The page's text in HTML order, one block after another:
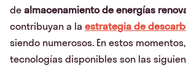
de almacenamiento de energías
contribuyan a la estrategia de
siendo numerosos. En estos
tecnologías disponibles son las